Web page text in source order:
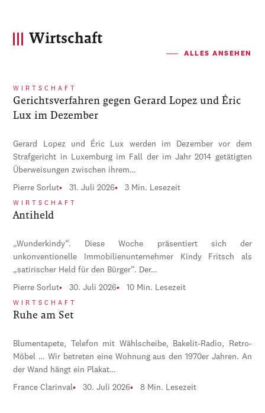
Wirtschaft
ALLES ANSEHEN
WIRTSCHAFT
Gerichtsverfahren gegen Gerard Lopez und Éric
Lux im Dezember
Gerard Lopez und Éric Lux werden im Dezember vor dem
Strafgericht in Luxemburg im Fall der im Jahr 2014 getätigten
Überweisungen zwischen ihrem…
Pierre Sorlut 31. Juli 2026 3 Min. Lesezeit
WIRTSCHAFT
Antiheld
„Wunderkindy“. Diese Woche präsentiert sich der
unkonventionelle Immobilienunternehmer Kindy Fritsch als
„satirischer Held für den Bürger“. Der…
Pierre Sorlut 30. Juli 2026 10 Min. Lesezeit
WIRTSCHAFT
Ruhe am Set
Blumentapete, Telefon mit Wählscheibe, Bakelit-Radio, Retro-
Möbel … Wir betreten eine Wohnung aus den 1970er Jahren. An
der Wand hängt ein Plakat…
France Clarinval 30. Juli 2026 8 Min. Lesezeit